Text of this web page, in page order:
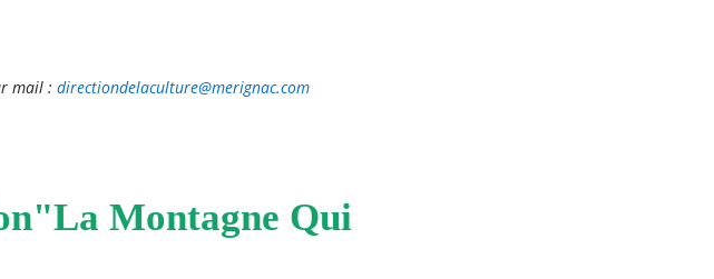
mail :directiondelaculture@merignac.com
Montagne Qui